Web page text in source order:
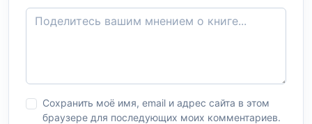
Сохранить моё имя, email и адрес сайта в этом
браузере для последующих моих комментариев.